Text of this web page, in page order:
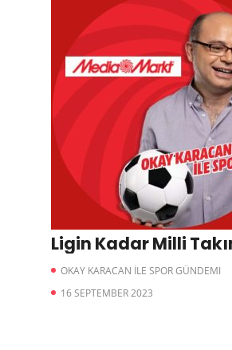
Ligin Kadar Milli
OKAY KARACAN İLE SPOR GÜNDEMI
16 SEPTEMBER 2023